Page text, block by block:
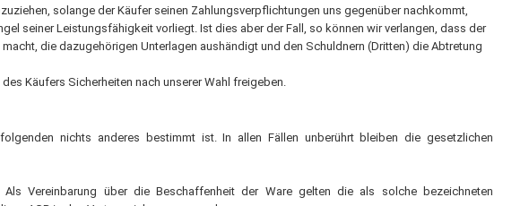
solange der Käufer seinen Zahlungsverpflichtungen uns gegenüber nachkommt,
seiner Leistungsfähigkeit vorliegt. Ist dies aber der Fall, so können wir verlangen, dass der
die dazugehörigen Unterlagen aushändigt und den Schuldnern (Dritten) die Abtretung
Käufers Sicherheiten nach unserer Wahl freigeben.
nichts anderes bestimmt ist. In allen Fällen unberührt bleiben die gesetzlichen
Vereinbarung über die Beschaffenheit der Ware gelten die als solche bezeichneten